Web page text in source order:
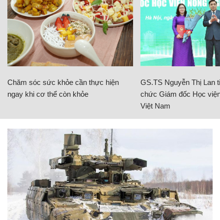
Chăm sóc sức khỏe cần thực hiện
ngay khi cơ thể còn khỏe
GS.TS Nguyễn Thị Lan
chức Giám đốc Học
Việt Nam